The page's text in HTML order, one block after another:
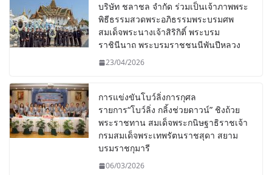
บริษัท ชลาชล จำกัด ร่วมเป็นเจ้าภาพพระ
พิธีธรรมสวดพระอภิธรรมพระบรมศพ
สมเด็จพระนางเจ้าสิริกิติ์ พระบรม
ราชินีนาถ พระบรมราชชนนีพันปีหลวง
23/04/2026
การแข่งขันโบว์ลิ่งการกุศล
รายการ“โบว์ลิ่ง กลิ้งช่วยดาวน์” ชิงถ้วย
พระราชทาน สมเด็จพระกนิษฐาธิราชเจ้า
กรมสมเด็จพระเทพรัตนราชสุดา สยาม
บรมราชกุมารี
06/03/2026